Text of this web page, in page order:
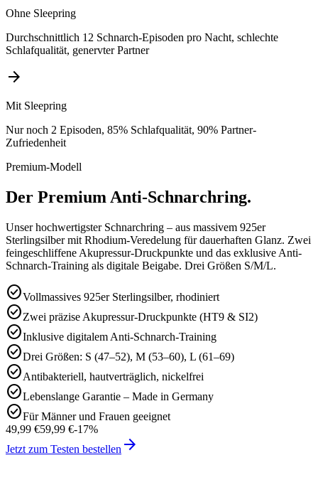
Ohne Sleepring
Durchschnittlich 12 Schnarch-Episoden pro Nacht, schlechte
Schlafqualität, genervter Partner
arrow_forward
Mit Sleepring
Nur noch 2 Episoden, 85% Schlafqualität, 90% Partner-
Zufriedenheit
Premium-Modell
Der Premium Anti-Schnarchring.
Unser hochwertigster Schnarchring – aus massivem 925er
Sterlingsilber mit Rhodium-Veredelung für dauerhaften Glanz. Zwei
feingeschliffene Akupressur-Druckpunkte und das exklusive Anti-
Schnarch-Training als digitale Beigabe. Drei Größen S/M/L.
check_circleVollmassives 925er Sterlingsilber, rhodiniert
check_circleZwei präzise Akupressur-Druckpunkte (HT9 & SI2)
check_circleInklusive digitalem Anti-Schnarch-Training
check_circleDrei Größen: S (47–52), M (53–60), L (61–69)
check_circleAntibakteriell, hautverträglich, nickelfrei
check_circleLebenslange Garantie – Made in Germany
check_circleFür Männer und Frauen geeignet
49,99 €59,99 €-17%
Jetzt zum Testen bestellen arrow_forward